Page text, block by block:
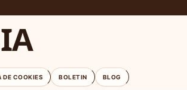
DE COOKIES BOLETIN BLOG